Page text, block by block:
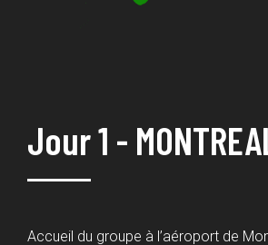
Jour 1 -
Accueil du groupe à l’aéroport de